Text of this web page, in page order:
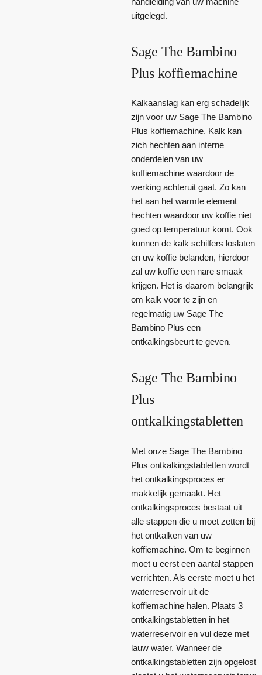
uitgelegd.
Sage The Bambino
Plus koffiemachine
Kalkaanslag kan erg schadelijk
zijn voor uw Sage The Bambino
Plus koffiemachine. Kalk kan
zich hechten aan interne
onderdelen van uw
koffiemachine waardoor de
werking achteruit gaat. Zo kan
het aan het warmte element
hechten waardoor uw koffie niet
goed op temperatuur komt. Ook
kunnen de kalk schilfers loslaten
en uw koffie belanden, hierdoor
zal uw koffie een nare smaak
krijgen. Het is daarom belangrijk
om kalk voor te zijn en
regelmatig uw Sage The
Bambino Plus een
ontkalkingsbeurt te geven.
Sage The Bambino
Plus
ontkalkingstabletten
Met onze Sage The Bambino
Plus ontkalkingstabletten wordt
het ontkalkingsproces er
makkelijk gemaakt. Het
ontkalkingsproces bestaat uit
alle stappen die u moet zetten bij
het ontkalken van uw
koffiemachine. Om te beginnen
moet u eerst een aantal stappen
verrichten. Als eerste moet u het
waterreservoir uit de
koffiemachine halen. Plaats 3
ontkalkingstabletten in het
waterreservoir en vul deze met
lauw water. Wanneer de
ontkalkingstabletten zijn opgelost